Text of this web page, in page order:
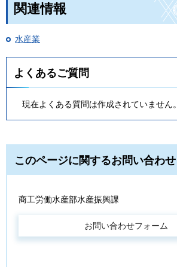
関連情報
水産業
よくあるご質問
現在よくある質問は作成されていません。
このページに関するお問い合わせ
商工労働水産部水産振興課